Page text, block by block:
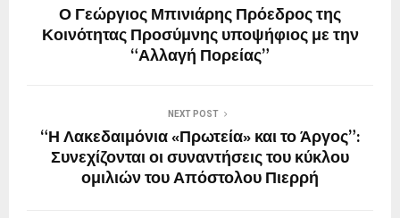
Ο Γεώργιος Μπινιάρης Πρόεδρος της
Κοινότητας Προσύμνης υποψήφιος με την
“Αλλαγή Πορείας”
NEXT POST
“Η Λακεδαιμόνια «Πρωτεία» και το Άργος”:
Συνεχίζονται οι συναντήσεις του κύκλου
ομιλιών του Απόστολου Πιερρή